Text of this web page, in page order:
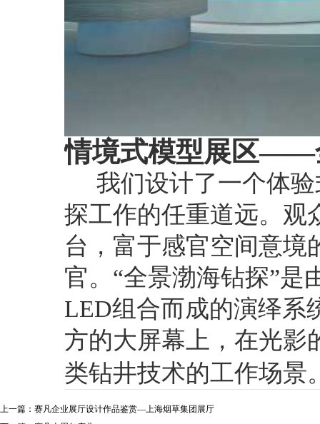
情境式模型展区——
我们设计了一个体
探工作的任重道远。观
台，富于感官空间意境
官。“全景渤海钻探”是
LED组合而成的演绎系
方的大屏幕上，在光影
类钻井技术的工作场
上一篇：赛凡企业展厅设计作品鉴赏—上海烟草集团展厅